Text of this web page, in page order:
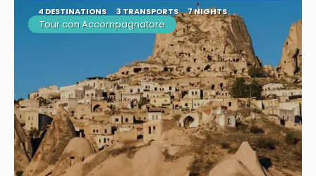
4 DESTINATIONS 3 TRANSPORTS 7 NIGHTS
Tour con Accompagnatore